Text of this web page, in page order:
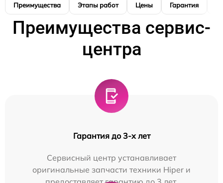
Преимущества Этапы работ Цены Гарантия
Преимущества сервис-
центра
Гарантия до 3-х лет
Сервисный центр устанавливает
оригинальные запчасти техники Hiper и